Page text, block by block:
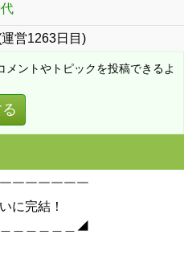
営1263日目)
メントやトピックを投稿できるよ
￣￣￣￣￣￣
に完結！
＿＿＿＿＿＿◢